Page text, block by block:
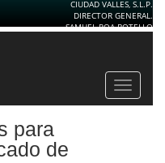
CIUDAD VALLES, S.L.P.
DIRECTOR GENERAL.
SAMUEL ROA BOTELLO
Toggle
para
de